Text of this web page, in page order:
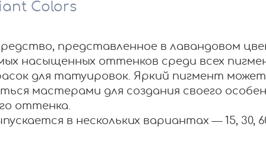
Colors
представленное в лавандовом
насыщенных оттенков среди всех
для татуировок. Яркий пигмент может
мастерами для создания своего
оттенка.
в нескольких вариантах — 15, 30,